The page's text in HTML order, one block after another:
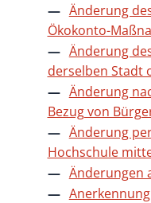
Änderung
Ökokonto-
Änderung
derselben Stadt
Änderung
Bezug von
Änderung
Hochschule
Änderungen